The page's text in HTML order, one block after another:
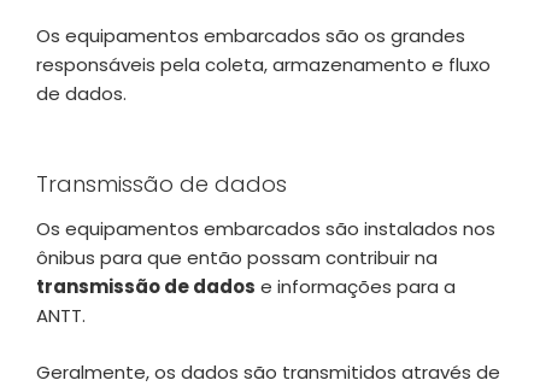
Os equipamentos embarcados são os grandes
responsáveis pela coleta, armazenamento e fluxo
de dados.
Transmissão de dados
Os equipamentos embarcados são instalados nos
ônibus para que então possam contribuir na
transmissão de dados e informações para a
ANTT.
Geralmente, os dados são transmitidos através de